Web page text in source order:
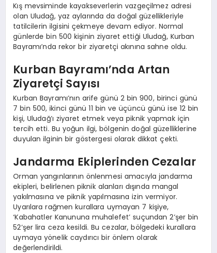
Kış mevsiminde kayakseverlerin vazgeçilmez adresi
olan Uludağ, yaz aylarında da doğal güzellikleriyle
tatilcilerin ilgisini çekmeye devam ediyor. Normal
günlerde bin 500 kişinin ziyaret ettiği Uludağ, Kurban
Bayramı’nda rekor bir ziyaretçi akınına sahne oldu.
Kurban Bayramı’nda Artan
Ziyaretçi Sayısı
Kurban Bayramı’nın arife günü 2 bin 900, birinci günü
7 bin 500, ikinci günü 11 bin ve üçüncü günü ise 12 bin
kişi, Uludağ’ı ziyaret etmek veya piknik yapmak için
tercih etti. Bu yoğun ilgi, bölgenin doğal güzelliklerine
duyulan ilginin bir göstergesi olarak dikkat çekti.
Jandarma Ekiplerinden Cezalar
Orman yangınlarının önlenmesi amacıyla jandarma
ekipleri, belirlenen piknik alanları dışında mangal
yakılmasına ve piknik yapılmasına izin vermiyor.
Uyarılara rağmen kurallara uymayan 7 kişiye,
‘Kabahatler Kanununa muhalefet’ suçundan 2’şer bin
52’şer lira ceza kesildi. Bu cezalar, bölgedeki kurallara
uymaya yönelik caydırıcı bir önlem olarak
değerlendirildi.